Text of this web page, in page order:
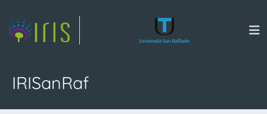
IRISanRaf